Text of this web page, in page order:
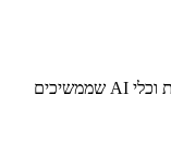
בעולם שמשתנה במהירות, עם טכנולוגיות חדשות וכלי AI שממשיכים